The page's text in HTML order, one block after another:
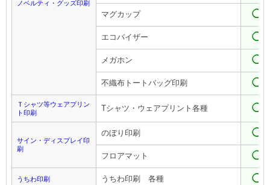
ノベルティ・グッズ印刷
マグカップ ◯
エコバイザー ◯
メガホン ◯
不織布トートバッグ印刷 ◯
Ｔシャツ等ウェアプリン
ト印刷
Tシャツ・ウェアプリント各種 ◯
サイン・ディスプレイ印
刷
のぼり印刷 ◯
フロアマット ◯
うちわ印刷 うちわ印刷 各種 ◯